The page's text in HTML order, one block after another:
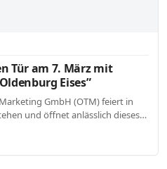
Tür am 7. März mit
Eises”
GmbH (OTM) feiert in
und öffnet anlässlich dieses…